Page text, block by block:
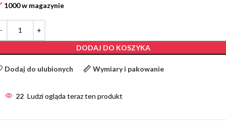
1000 w magazynie
DODAJ DO KOSZYKA
Dodaj do ulubionych Wymiary i pakowanie
22 Ludzi ogląda teraz ten produkt